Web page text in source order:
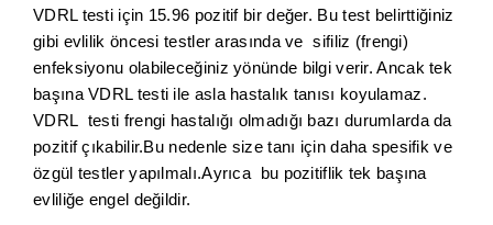
VDRL testi için 15.96 pozitif bir değer. Bu test belirttiğiniz
gibi evlilik öncesi testler arasında ve sifiliz (frengi)
enfeksiyonu olabileceğiniz yönünde bilgi verir. Ancak tek
başına VDRL testi ile asla hastalık tanısı koyulamaz.
VDRL testi frengi hastalığı olmadığı bazı durumlarda da
pozitif çıkabilir.Bu nedenle size tanı için daha spesifik ve
özgül testler yapılmalı.Ayrıca bu pozitiflik tek başına
evliliğe engel değildir.